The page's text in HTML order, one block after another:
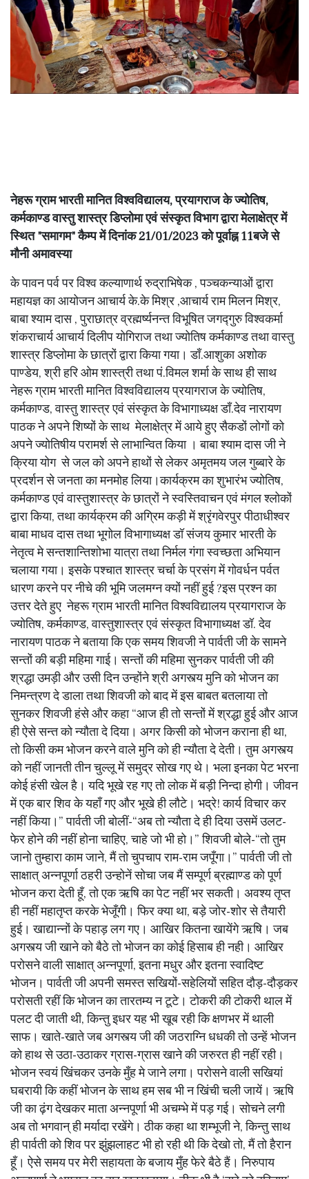
नेहरू ग्राम भारती मानित विश्वविद्यालय, प्रयागराज के ज्योतिष,
कर्मकाण्ड वास्तु शास्त्र डिप्लोमा एवं संस्कृत विभाग द्वारा मेलाक्षेत्र में
स्थित "समागम" कैम्प में दिनांक 21/01/2023 को पूर्वाह्न 11बजे से
मौनी अमावस्या
के पावन पर्व पर विश्व कल्याणार्थ रुद्राभिषेक , पञ्चकन्याओं द्वारा
महायज्ञ का आयोजन आचार्य के.के मिश्र ,आचार्य राम मिलन मिश्र,
बाबा श्याम दास , पुराछात्र व्रह्मर्ष्यनन्त विभूषित जगद्गुरु विश्वकर्मा
शंकराचार्य आचार्य दिलीप योगिराज तथा ज्योतिष कर्मकाण्ड तथा वास्तु
शास्त्र डिप्लोमा के छात्रों द्वारा किया गया। डाँ.आशुका अशोक
पाण्डेय, श्री हरि ओम शास्त्री तथा पं.विमल शर्मा के साथ ही साथ
नेहरू ग्राम भारती मानित विश्वविद्यालय प्रयागराज के ज्योतिष,
कर्मकाण्ड, वास्तु शास्त्र एवं संस्कृत के विभागाध्यक्ष डाँ.देव नारायण
पाठक ने अपने शिष्यों के साथ मेलाक्षेत्र में आये हुए सैकडों लोगों को
अपने ज्योतिषीय परामर्श से लाभान्वित किया । बाबा श्याम दास जी ने
क्रिया योग से जल को अपने हाथों से लेकर अमृतमय जल गुब्बारे के
प्रदर्शन से जनता का मनमोह लिया।कार्यक्रम का शुभारंभ ज्योतिष,
कर्मकाण्ड एवं वास्तुशास्त्र के छात्रों ने स्वस्तिवाचन एवं मंगल श्लोकों
द्वारा किया, तथा कार्यक्रम की अग्रिम कड़ी में श्रृंगवेरपुर पीठाधीश्वर
बाबा माधव दास तथा भूगोल विभागाध्यक्ष डॉ संजय कुमार भारती के
नेतृत्व मे सन्तशान्तिशोभा यात्रा तथा निर्मल गंगा स्वच्छता अभियान
चलाया गया। इसके पश्चात शास्त्र चर्चा के प्रसंग में गोवर्धन पर्वत
धारण करने पर नीचे की भूमि जलमग्न क्यों नहीं हुई ?इस प्रश्न का
उत्तर देते हुए नेहरू ग्राम भारती मानित विश्वविद्यालय प्रयागराज के
ज्योतिष, कर्मकाण्ड, वास्तुशास्त्र एवं संस्कृत विभागाध्यक्ष डॉ. देव
नारायण पाठक ने बताया कि एक समय शिवजी ने पार्वती जी के सामने
सन्तों की बड़ी महिमा गाई। सन्तों की महिमा सुनकर पार्वती जी की
श्रद्धा उमड़ी और उसी दिन उन्होंने श्री अगस्त्य मुनि को भोजन का
निमन्त्रण दे डाला तथा शिवजी को बाद में इस बाबत बतलाया तो
सुनकर शिवजी हंसे और कहा “आज ही तो सन्तों में श्रद्धा हुई और आज
ही ऐसे सन्त को न्यौता दे दिया। अगर किसी को भोजन कराना ही था,
तो किसी कम भोजन करने वाले मुनि को ही न्यौता दे देती। तुम अगस्त्य
को नहीं जानती तीन चुल्लू में समुद्र सोख गए थे। भला इनका पेट भरना
कोई हंसी खेल है। यदि भूखे रह गए तो लोक में बड़ी निन्दा होगी। जीवन
में एक बार शिव के यहाँ गए और भूखे ही लौटे। भद्रे! कार्य विचार कर
नहीं किया।” पार्वती जी बोलीं-“अब तो न्यौता दे ही दिया उसमें उलट-
फेर होने की नहीं होना चाहिए, चाहे जो भी हो।” शिवजी बोले-“तो तुम
जानो तुम्हारा काम जाने, मैं तो चुपचाप राम-राम जपूँगा।” पार्वती जी तो
साक्षात् अन्नपूर्णा ठहरी उन्होनें सोचा जब मैं सम्पूर्ण ब्रह्माण्ड को पूर्ण
भोजन करा देती हूँ, तो एक ऋषि का पेट नहीं भर सकती। अवश्य तृप्त
ही नहीं महातृप्त करके भेजूँगी। फिर क्या था, बड़े जोर-शोर से तैयारी
हुई। खाद्यान्नों के पहाड़ लग गए। आखिर कितना खायेंगे ऋषि। जब
अगस्त्य जी खाने को बैठे तो भोजन का कोई हिसाब ही नही। आखिर
परोसने वाली साक्षात् अन्नपूर्णा, इतना मधुर और इतना स्वादिष्ट
भोजन। पार्वती जी अपनी समस्त सखियों-सहेलियों सहित दौड़-दौड़कर
परोसती रहीं कि भोजन का तारतम्य न टूटे। टोकरी की टोकरी थाल में
पलट दी जाती थी, किन्तु इधर यह भी खूब रही कि क्षणभर में थाली
साफ। खाते-खाते जब अगस्त्य जी की जठराग्नि धधकी तो उन्हें भोजन
को हाथ से उठा-उठाकर ग्रास-ग्रास खाने की जरुरत ही नहीं रही।
भोजन स्वयं खिंचकर उनके मुँह मे जाने लगा। परोसने वाली सखियां
घबरायी कि कहीं भोजन के साथ हम सब भी न खिंची चली जायें। ऋषि
जी का ढ़ंग देखकर माता अन्नपूर्णा भी अचम्भे में पड़ गई। सोचने लगी
अब तो भगवान् ही मर्यादा रखेंगे। ठीक कहा था शम्भूजी ने, किन्तु साथ
ही पार्वती को शिव पर झुंझलाहट भी हो रही थी कि देखो तो, मैं तो हैरान
हूँ। ऐसे समय पर मेरी सहायता के बजाय मुँह फेरे बैठे हैं। निरुपाय